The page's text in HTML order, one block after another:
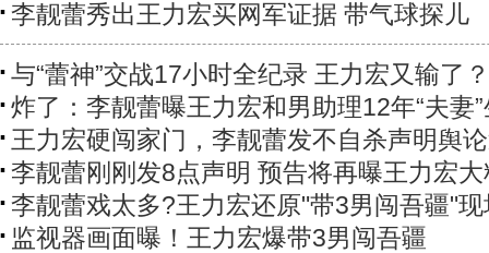
李靓蕾秀出王力宏买网军证据 带气球探儿
与“蕾神”交战17小时全纪录 王力宏又输了？
炸了：李靓蕾曝王力宏和男助理12年“夫妻
王力宏硬闯家门，李靓蕾发不自杀声明舆
李靓蕾刚刚发8点声明 预告将再曝王力宏大
李靓蕾戏太多?王力宏还原"带3男闯吾疆"现
监视器画面曝！王力宏爆带3男闯吾疆